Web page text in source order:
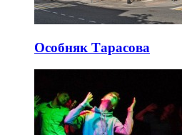
Особняк Тарасова